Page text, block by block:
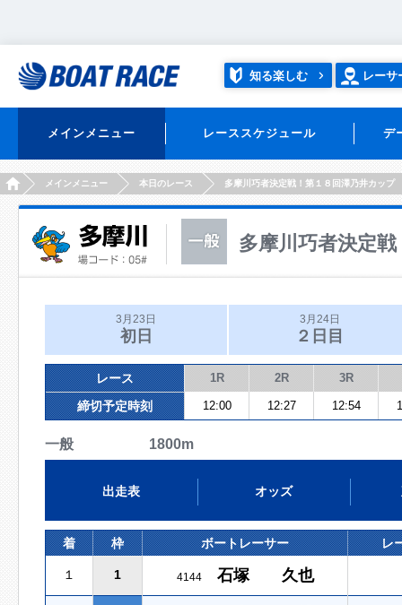
知る楽しむ レーサ
メインメニュー レーススケジュール デ
HOMEメインメニュー 本日のレース 多摩川巧者決定戦！第１８回澤乃井カップ
多摩川巧者決定
3月23日
初日
3月24日
２日目
レース 1R 2R 3R
締切予定時刻 12:00 12:27 12:54
一般 1800m
出走表 オッズ
着 枠 ボートレーサー レ
１ 1 4144 石塚 久也